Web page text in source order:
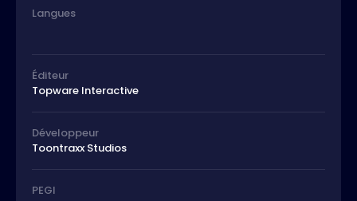
Langues
Éditeur
Topware Interactive
Développeur
Toontraxx Studios
PEGI